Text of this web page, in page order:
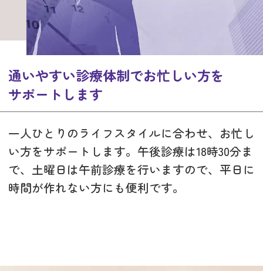
通いやすい診療体制でお忙しい方を
サポートします
一人ひとりのライフスタイルに合わせ、お忙し
い方をサポートします。午後診療は18時30分ま
で、土曜日は午前診療を行いますので、平日に
時間が作れない方にも便利です。